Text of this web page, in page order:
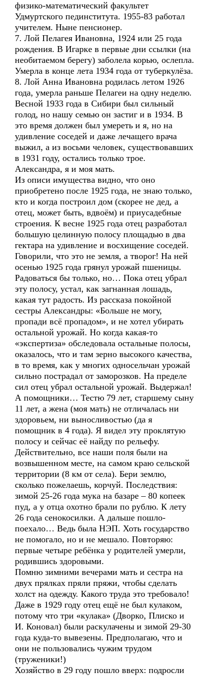
физико-математический факультет
Удмуртского пединститута. 1955-83 работал
учителем. Ныне пенсионер.
7. Лой Пелагея Ивановна, 1924 или 25 года
рождения. В Игарке в первые дни ссылки (на
необитаемом берегу) заболела корью, ослепла.
Умерла в конце лета 1934 года от туберкулёза.
8. Лой Анна Ивановна родилась летом 1926
года, умерла раньше Пелагеи на одну неделю.
Весной 1933 года в Сибири был сильный
голод, но нашу семью он застиг и в 1934. В
это время должен был умереть и я, но на
удивление соседей и даже лечащего врача
выжил, а из восьми человек, существовавших
в 1931 году, остались только трое.
Александра, я и моя мать.
Из описи имущества видно, что оно
приобретено после 1925 года, не знаю только,
кто и когда построил дом (скорее не дед, а
отец, может быть, вдвоём) и приусадебные
строения. К весне 1925 года отец разработал
большую целинную полосу площадью в два
гектара на удивление и восхищение соседей.
Говорили, что это не земля, а творог! На ней
осенью 1925 года грянул урожай пшеницы.
Радоваться бы только, но… Пока отец убрал
эту полосу, устал, как загнанная лошадь,
какая тут радость. Из рассказа покойной
сестры Александры: «Больше не могу,
пропади всё пропадом», и не хотел убирать
остальной урожай. Но когда какая-то
«экспертиза» обследовала остальные полосы,
оказалось, что и там зерно высокого качества,
в то время, как у многих односельчан урожай
сильно пострадал от заморозков. На пределе
сил отец убрал остальной урожай. Выдержал!
А помощники… Тестю 79 лет, старшему сыну
11 лет, а жена (моя мать) не отличалась ни
здоровьем, ни выносливостью (да я
помощник в 4 года). Я видел эту проклятую
полосу и сейчас её найду по рельефу.
Действительно, все наши поля были на
возвышенном месте, на самом краю сельской
территории (8 км от села). Бери землю,
сколько пожелаешь, корчуй. Последствия:
зимой 25-26 года мука на базаре – 80 копеек
пуд, а у отца охотно брали по рублю. К лету
26 года сенокосилки. А дальше пошло-
поехало… Ведь была НЭП. Хоть государство
не помогало, но и не мешало. Повторяю:
первые четыре ребёнка у родителей умерли,
родившись здоровыми.
Помню зимними вечерами мать и сестра на
двух прялках пряли пряжи, чтобы сделать
холст на одежду. Какого труда это требовало!
Даже в 1929 году отец ещё не был кулаком,
потому что три «кулака» (Дворко, Плиско и
И. Коновал) были раскулачены и зимой 29-30
года куда-то вывезены. Предполагаю, что и
они не пользовались чужим трудом
(труженики!)
Хозяйство в 29 году пошло вверх: подросли